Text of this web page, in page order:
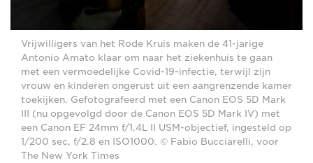
Vrijwilligers van het Rode Kruis maken de 41-jarige
Antonio Amato klaar om naar het ziekenhuis te gaan
met een vermoedelijke Covid-19-infectie, terwijl zijn
vrouw en kinderen ongerust uit een aangrenzende kamer
toekijken. Gefotografeerd met een Canon EOS 5D Mark
III (nu opgevolgd door de Canon EOS 5D Mark IV) met
een Canon EF 24mm f/1.4L II USM-objectief, ingesteld op
1/200 sec, f/2.8 en ISO1000. © Fabio Bucciarelli, voor
The New York Times